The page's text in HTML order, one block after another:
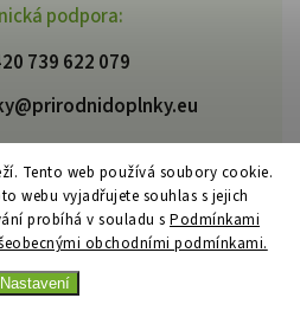
Tento web používá soubory cookie.
webu vyjadřujete souhlas s jejich
probíhá v souladu s Podmínkami
obchodními podmínkami.
Nastavení
podpora:
739 622 079
. Všechna práva vyhrazena.
nastavení cookies
Shoptet| Design